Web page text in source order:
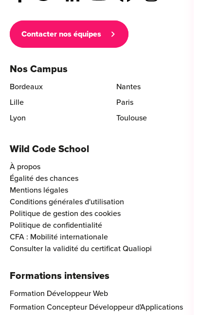
Contacter nos équipes
Nos Campus
Bordeaux
Lille
Lyon
Nantes
Paris
Toulouse
Wild Code School
À propos
Égalité des chances
Mentions légales
Conditions générales d'utilisation
Politique de gestion des cookies
Politique de confidentialité
CFA : Mobilité internationale
Consulter la validité du certificat Qualiopi
Formations intensives
Formation Développeur Web
Formation Concepteur Développeur d'Applications